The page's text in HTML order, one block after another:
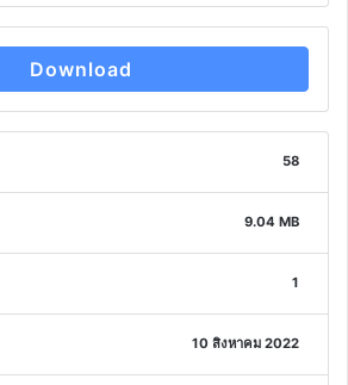
Download
58
9.04 MB
1
10 สิงหาคม 2022